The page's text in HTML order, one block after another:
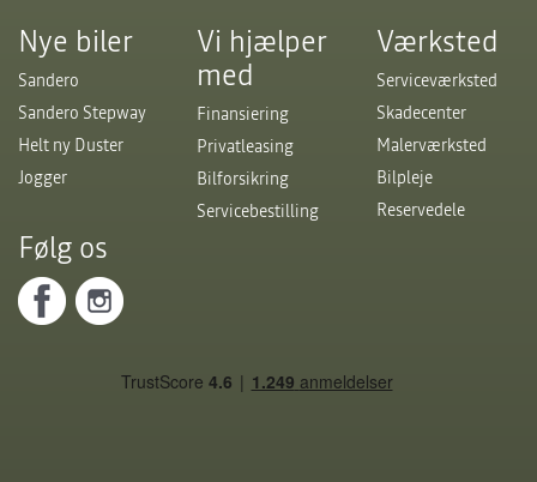
Nye biler
Sandero
Sandero Stepway
Helt ny Duster
Jogger
Vi hjælper
med
Finansiering
Privatleasing
Bilforsikring
Servicebestilling
Værksted
Serviceværksted
Skadecenter
Malerværksted
Bilpleje
Reservedele
Følg os